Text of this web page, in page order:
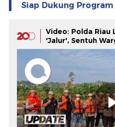
Siap Dukung Program
Video: Polda Riau
'Jalur', Sentuh